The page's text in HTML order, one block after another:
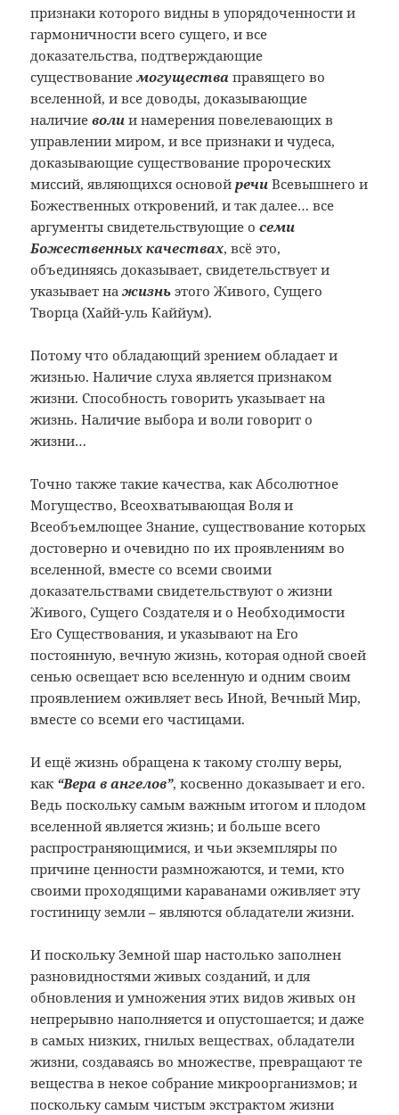
признаки которого видны в упорядоченности и
гармоничности всего сущего, и все
доказательства, подтверждающие
существованиемогущества правящего во
вселенной, и все доводы, доказывающие
наличиеволи и намерения повелевающих в
управлении миром, и все признаки и чудеса,
доказывающие существование пророческих
миссий, являющихся основойречи Всевышнего и
Божественных откровений, и так далее… все
аргументы свидетельствующие осеми
Божественных качествах, всё это,
объединяясь доказывает, свидетельствует и
указывает нажизнь этого Живого, Сущего
Творца (Хайй-уль Каййум).
Потому что обладающий зрением обладает и
жизнью. Наличие слуха является признаком
жизни. Способность говорить указывает на
жизнь. Наличие выбора и воли говорит о
жизни…
Точно также такие качества, как Абсолютное
Могущество, Всеохватывающая Воля и
Всеобъемлющее Знание, существование которых
достоверно и очевидно по их проявлениям во
вселенной, вместе со всеми своими
доказательствами свидетельствуют о жизни
Живого, Сущего Создателя и о Необходимости
Его Существования, и указывают на Его
постоянную, вечную жизнь, которая одной своей
сенью освещает всю вселенную и одним своим
проявлением оживляет весь Иной, Вечный Мир,
вместе со всеми его частицами.
И ещё жизнь обращена к такому столпу веры,
как “Вера в ангелов”, косвенно доказывает и его.
Ведь поскольку самым важным итогом и плодом
вселенной является жизнь; и больше всего
распространяющимися, и чьи экземпляры по
причине ценности размножаются, и теми, кто
своими проходящими караванами оживляет эту
гостиницу земли – являются обладатели жизни.
И поскольку Земной шар настолько заполнен
разновидностями живых созданий, и для
обновления и умножения этих видов живых он
непрерывно наполняется и опустошается; и даже
в самых низких, гнилых веществах, обладатели
жизни, создаваясь во множестве, превращают те
вещества в некое собрание микроорганизмов; и
поскольку самым чистым экстрактом жизни